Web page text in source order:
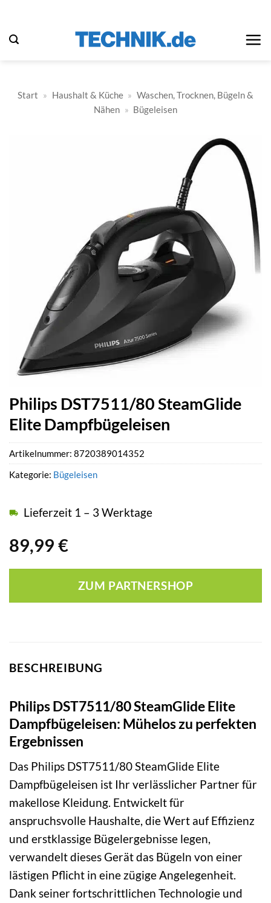
springen
Start » Haushalt & Küche » Waschen, Trocknen, Bügeln &
Nähen » Bügeleisen
Philips DST7511/80 SteamGlide
Elite Dampfbügeleisen
89,99 €
Lieferzeit 1 – 3 Werktage
ZUM PARTNERSHOP
Artikelnummer: 8720389014352
Kategorie: Bügeleisen
BESCHREIBUNG
Philips DST7511/80 SteamGlide Elite
Dampfbügeleisen: Mühelos zu perfekten
Ergebnissen
Das Philips DST7511/80 SteamGlide Elite
Dampfbügeleisen ist Ihr verlässlicher Partner für
makellose Kleidung. Entwickelt für
anspruchsvolle Haushalte, die Wert auf Effizienz
und erstklassige Bügelergebnisse legen,
verwandelt dieses Gerät das Bügeln von einer
lästigen Pflicht in eine zügige Angelegenheit.
Dank seiner fortschrittlichen Technologie und